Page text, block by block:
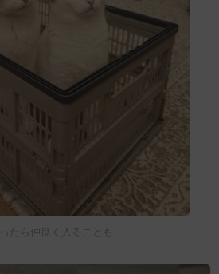
ったら仲良く入ることも